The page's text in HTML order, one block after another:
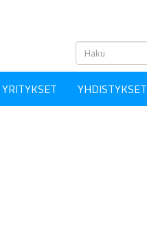
YRITYKSET YHDISTYKSET